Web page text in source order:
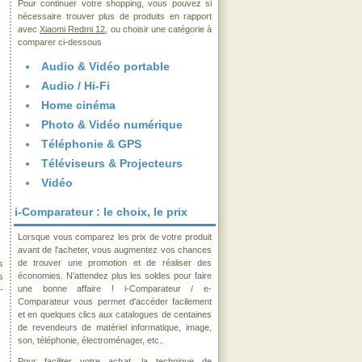
Pour continuer votre shopping, vous pouvez si
nécessaire trouver plus de produits en rapport
avecXiaomi Redmi 12 , ou choisir une catégorie à
comparer ci-dessous
Audio & Vidéo portable
Audio / Hi-Fi
Home cinéma
Photo & Vidéo numérique
Téléphonie & GPS
Téléviseurs & Projecteurs
Vidéo
i-Comparateur : le choix, le prix
Lorsque vous comparez les prix de votre produit
avant de l'acheter, vous augmentez vos chances
de trouver une promotion et de réaliser des
économies. N'attendez plus les soldes pour faire
une bonne affaire ! i-Comparateur / e-
Comparateur vous permet d'accéder facilement
et en quelques clics aux catalogues de centaines
de revendeurs de matériel informatique, image,
son, téléphonie, électroménager, etc..